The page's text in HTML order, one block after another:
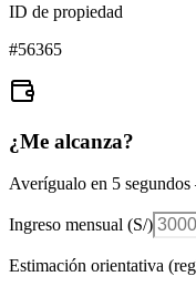
ID de propiedad
#56365
¿Me alcanza?
Averígualo en 5
Ingreso mensual (S/)
Estimación orientativa